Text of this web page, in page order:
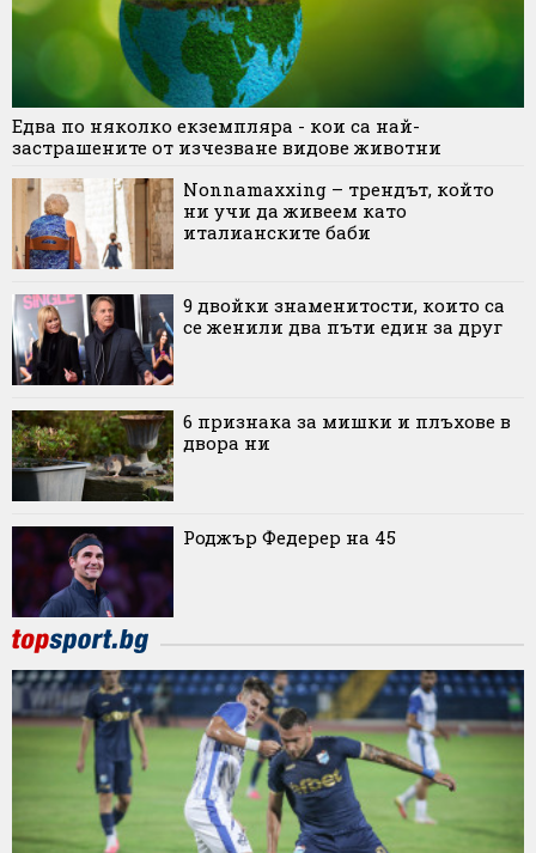
Едва по няколко екземпляра - кои са най-
застрашените от изчезване видове животни
Nonnamaxxing – трендът, който
ни учи да живеем като
италианските баби
9 двойки знаменитости, които са
се женили два пъти един за друг
6 признака за мишки и плъхове в
двора ни
Роджър Федерер на 45